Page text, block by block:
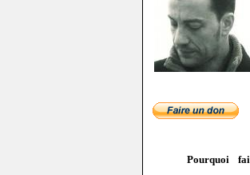
Pourquoi